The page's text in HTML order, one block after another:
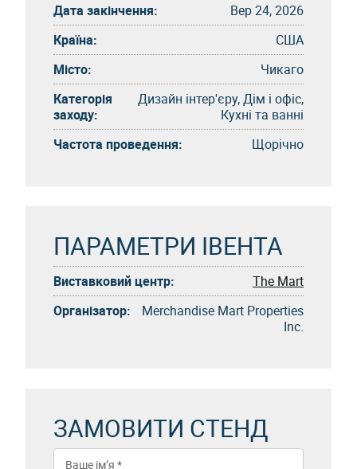
Дата закінчення:
Вер 24, 2026
Країна:
США
Місто:
Чикаго
Категорія
заходу:
Дизайн інтер'єру, Дім і офіс,
Кухні та ванні
Частота проведення:
Щорічно
ПАРАМЕТРИ ІВЕНТА
Виставковий центр:
The Mart
Організатор:
Merchandise Mart Properties
Inc.
ЗАМОВИТИ СТЕНД